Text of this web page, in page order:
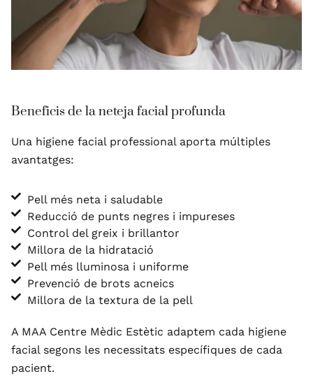
Beneficis de la neteja facial profunda
Una higiene facial professional aporta múltiples
avantatges:
Pell més neta i saludable
Reducció de punts negres i impureses
Control del greix i brillantor
Millora de la hidratació
Pell més lluminosa i uniforme
Prevenció de brots acneics
Millora de la textura de la pell
A MAA Centre Mèdic Estètic adaptem cada higiene
facial segons les necessitats específiques de cada
pacient.